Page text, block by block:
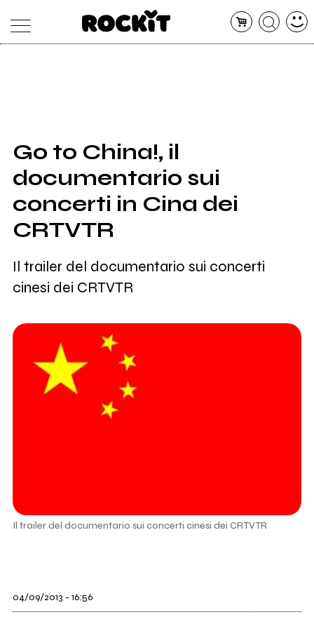
SHOP
RADIO
Go to China!, il
documentario sui
concerti in Cina dei
CRTVTR
Il trailer del documentario sui concerti
cinesi dei CRTVTR
Il trailer del documentario sui concerti cinesi dei CRTVTR
04/09/2013 - 16:56